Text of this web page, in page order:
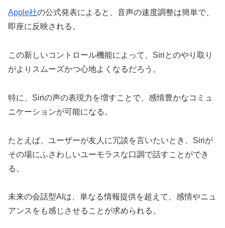
Apple社の公式発表によると、音声の速度調整は簡単で、
即座に反映される。
この新しいコントロール機能によって、Siriとのやり取り
がよりスムーズかつ心地よくなるだろう。
特に、Siriの声の表現力を増すことで、感情豊かなコミュ
ニケーションが可能になる。
たとえば、ユーザーが友人に冗談を言いたいとき、Siriが
その場にふさわしいユーモラスな口調で話すことができ
る。
未来の会話型AIは、単なる情報提供を超えて、感情やニュ
アンスをも感じさせることが求められる。